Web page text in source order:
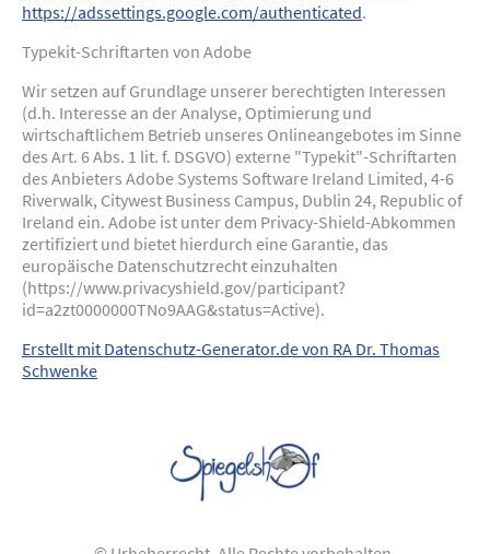
https://adssettings.google.com/authenticated.
Typekit-Schriftarten von Adobe
Wir setzen auf Grundlage unserer berechtigten Interessen
(d.h. Interesse an der Analyse, Optimierung und
wirtschaftlichem Betrieb unseres Onlineangebotes im Sinne
des Art. 6 Abs. 1 lit. f. DSGVO) externe "Typekit"-Schriftarten
des Anbieters Adobe Systems Software Ireland Limited, 4-6
Riverwalk, Citywest Business Campus, Dublin 24, Republic of
Ireland ein. Adobe ist unter dem Privacy-Shield-Abkommen
zertifiziert und bietet hierdurch eine Garantie, das
europäische Datenschutzrecht einzuhalten
(https://www.privacyshield.gov/participant?
id=a2zt0000000TNo9AAG&status=Active).
Erstellt mit Datenschutz-Generator.de von RA Dr. Thomas
Schwenke